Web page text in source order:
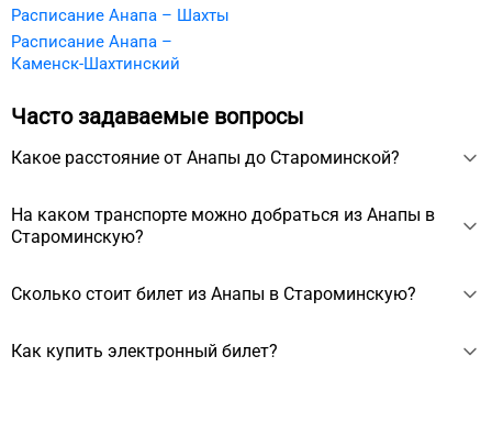
Расписание Анапа – Шахты
Расписание Анапа –
Каменск-Шахтинский
Часто задаваемые вопросы
Какое расстояние от Анапы до Староминской?
На каком транспорте можно добраться из Анапы в
Староминскую?
примерно за 7 ч 15 мин или на поезде за 4 ч 21 мин.
Сколько стоит билет из Анапы в Староминскую?
от 1077 ₽, зависит от выбранного транспорта, сезона, даты
Как купить электронный билет?